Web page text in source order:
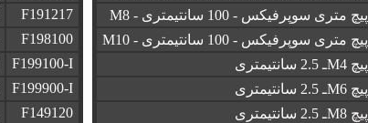
پیچ متری سوپرفیکس - 100 سانتیمتری - M8
پیچ متری سوپرفیکس - 100 سانتیمتری - M10
پیچ M4ـ 2.5 سانتیمتری
پیچ M6ـ 2.5 سانتیمتری
پیچ M8ـ 2.5 سانتیمتری
F191217
F198100
F199100-I
F199900-I
F149120